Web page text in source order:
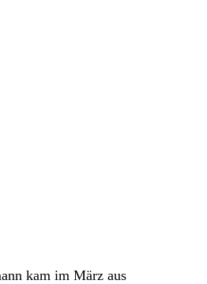
kam im März aus